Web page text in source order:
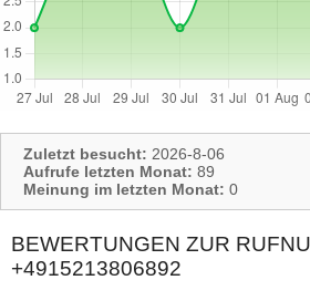
Zuletzt besucht: 2026-8-06
Aufrufe letzten Monat: 89
Meinung im letzten Monat: 0
BEWERTUNGEN ZUR
+4915213806892